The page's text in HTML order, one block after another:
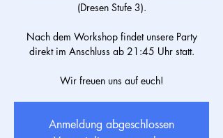
(Dresen Stufe 3).
Nach dem Workshop findet unsere Party
direkt im Anschluss ab 21:45 Uhr statt.
Wir freuen uns auf euch!
Anmeldung abgeschlossen